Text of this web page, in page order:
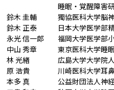
睡眠・覚醒障害
鈴木 圭輔
獨協医科大学脳
鈴木 正泰
日本大学医学部
永光 信一郎
福岡大学医学部
中山 秀章
東京医科大学睡
林 光緖
広島大学大学院
原 浩貴
川崎医科大学耳
本多 真
公益財団法人神